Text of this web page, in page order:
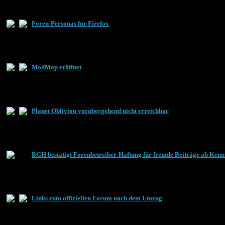
Foren-Personas für Firefox
ModMap eröffnet
Planet Oblivion vorübergehend nicht erreichbar
BGH bestätigt Forenbetreiber-Haftung für fremde Beiträge ab
Links zum offiziellen Forum nach dem Umzug